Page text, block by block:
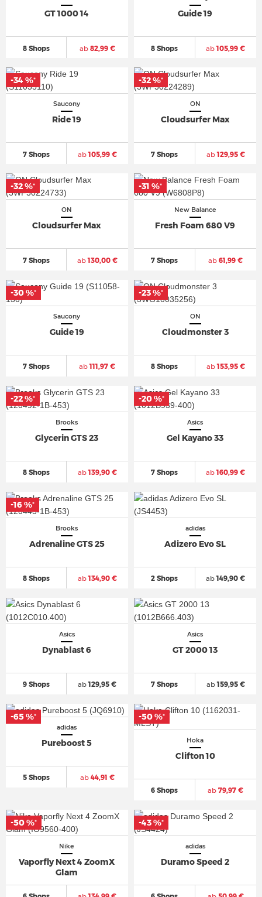
GT 1000 14
8 Shops ab82,99 €
Guide 19
8 Shops ab105,99 €
Saucony
Ride 19
7 Shops ab105,99 €
-34 %*
ON
Cloudsurfer Max
7 Shops ab129,95 €
-32 %*
ON
Cloudsurfer Max
7 Shops ab130,00 €
-32 %*
New Balance
Fresh Foam 680 V9
7 Shops ab 61,99 €
-31 %*
Saucony
Guide 19
7 Shops ab111,97 €
-30 %*
ON
Cloudmonster 3
8 Shops ab153,95 €
-23 %*
Brooks
Glycerin GTS 23
8 Shops ab139,90 €
-22 %*
Asics
Gel Kayano 33
7 Shops ab160,99 €
-20 %*
Brooks
Adrenaline GTS 25
8 Shops ab134,90 €
-16 %*
adidas
Adizero Evo SL
2 Shops ab149,90 €
Asics
Dynablast 6
9 Shops ab129,95 €
Asics
GT 2000 13
7 Shops ab159,95 €
adidas
Pureboost 5
5 Shops ab44,91 €
-65 %*
Hoka
Clifton 10
6 Shops ab 79,97 €
-50 %*
Nike
Vaporfly Next 4 ZoomX
Glam
-50 %*
adidas
Duramo Speed 2
-43 %*